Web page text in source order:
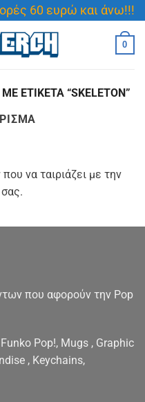
60 ευρώ και άνω!!!
0
ΕΤΙΚΈΤΑ “SKELETON”
να ταιριάζει με την
που αφορούν την Pop
Pop!, Mugs , Graphic
, Keychains,